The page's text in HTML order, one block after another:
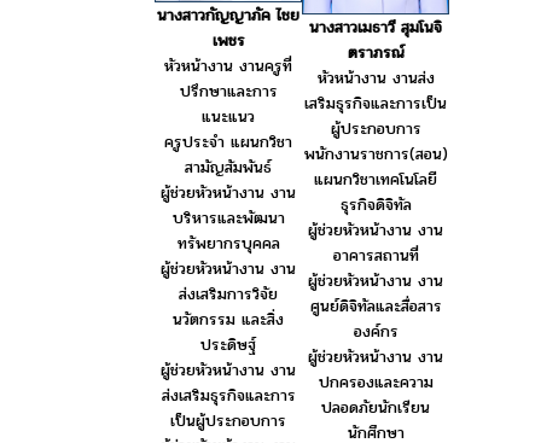
นางสาวกัญญาภัค ไชย
เพชร
หัวหน้างาน งานครูที่
ปรึกษาและการ
แนะแนว
ครูประจำ แผนกวิชา
สามัญสัมพันธ์
ผู้ช่วยหัวหน้างาน งาน
บริหารและพัฒนา
ทรัพยากรบุคคล
ผู้ช่วยหัวหน้างาน งาน
ส่งเสริมการวิจัย
นวัตกรรม และสิ่ง
ประดิษฐ์
ผู้ช่วยหัวหน้างาน งาน
ส่งเสริมธุรกิจและการ
เป็นผู้ประกอบการ
นางสาวเมธาวี สุมโนจิ
ตราภรณ์
หัวหน้างาน งานส่ง
เสริมธุรกิจและการเป็น
ผู้ประกอบการ
พนักงานราชการ(สอน)
แผนกวิชาเทคโนโลยี
ธุรกิจดิจิทัล
ผู้ช่วยหัวหน้างาน งาน
อาคารสถานที่
ผู้ช่วยหัวหน้างาน งาน
ศูนย์ดิจิทัลและสื่อสาร
องค์กร
ผู้ช่วยหัวหน้างาน งาน
ปกครองและความ
ปลอดภัยนักเรียน
นักศึกษา